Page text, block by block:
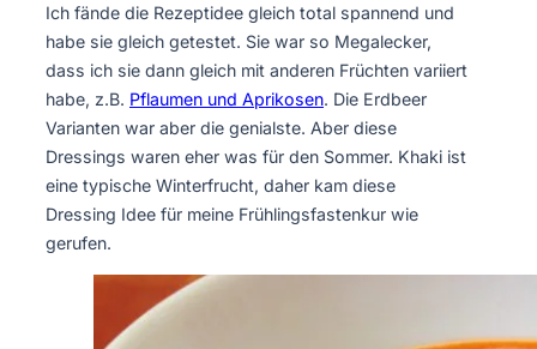
Ich fände die Rezeptidee gleich total spannend und
habe sie gleich getestet. Sie war so Megalecker,
dass ich sie dann gleich mit anderen Früchten variiert
habe, z.B. Pflaumen und Aprikosen. Die Erdbeer
Varianten war aber die genialste. Aber diese
Dressings waren eher was für den Sommer. Khaki ist
eine typische Winterfrucht, daher kam diese
Dressing Idee für meine Frühlingsfastenkur wie
gerufen.